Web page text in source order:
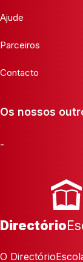
Ajude
Parceiros
Contacto
Os nossos
-
Directório
O